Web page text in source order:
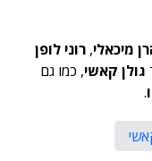
מיכאלי, רוני לופן
גולן קאשי, כמו גם
.